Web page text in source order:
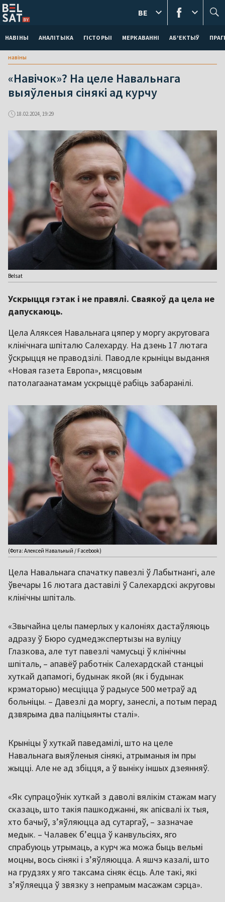
НАВІНЫ АНАЛІТЫКА ГІСТОРЫІ МЕРКАВАННI АБ'ЕКТЫЎ
BE
навіны
«Навічок»? На целе Навальнага
выяўленыя сінякі ад курчу
18.02.2024, 19:29
Belsat
Ускрыцця гэтак і не правялі. Сваякоў да цела не
дапускаюць.
Цела Аляксея Навальнага цяпер у моргу акруговага
клінічнага шпіталю Салехарду. На дзень 17 лютага
ўскрыцця не праводзілі. Паводле крыніцы выдання
«Новая газета Европа», мясцовым
патолагаанатамам ускрыццё рабіць забаранілі.
(Фота: Алексей Навальный / Facebook)
Цела Навальнага спачатку павезлі ў Лабытнангі, але
ўвечары 16 лютага даставілі ў Салехардскі акруговы
клінічны шпіталь.
«Звычайна целы памерлых у калоніях дастаўляюць
адразу ў Бюро судмедэкспертызы на вуліцу
Глазкова, але тут павезлі чамусьці ў клінічны
шпіталь, – апавёў работнік Салехардскай станцыі
хуткай дапамогі, будынак якой (як і будынак
крэматорыю) месціцца ў радыусе 500 метраў ад
больніцы. – Давезлі да моргу, занеслі, а потым перад
дзвярыма два паліцыянты сталі».
Крыніцы ў хуткай паведамілі, што на целе
Навальнага выяўленыя сінякі, атрыманыя ім пры
жыцці. Але не ад збіцця, а ў выніку іншых дзеянняў.
«Як супрацоўнік хуткай з даволі вялікім стажам магу
сказаць, што такія пашкоджанні, як апісвалі іх тыя,
хто бачыў, з’яўляюцца ад сутаргаў, – зазначае
медык. – Чалавек б’ецца ў канвульсіях, яго
спрабуюць утрымаць, а курч жа можа быць вельмі
моцны, вось сінякі і з’яўляюцца. А яшчэ казалі, што
на грудзях у яго таксама сіняк ёсць. Але такі, які
з’яўляецца ў звязку з непрамым масажам сэрца».